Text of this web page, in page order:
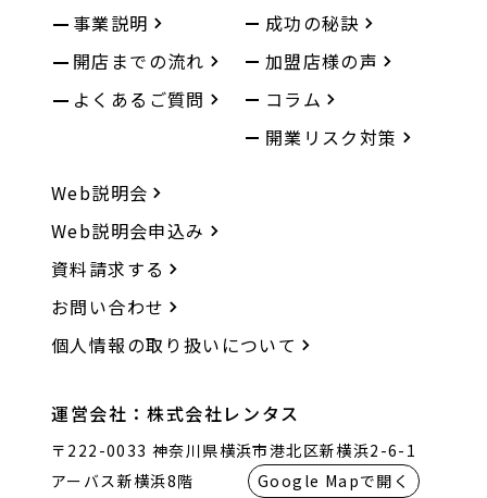
事業説明
開店までの流れ
よくあるご質問
成功の秘訣
加盟店様の声
コラム
開業リスク対策
Web説明会
Web説明会申込み
資料請求する
お問い合わせ
個人情報の取り扱いについて
運営会社：株式会社レンタス
〒222-0033 神奈川県横浜市港北区新横浜2-6-1
アーバス新横浜8階
Google Mapで開く